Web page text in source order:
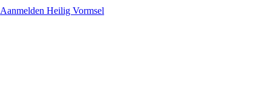
Aanmelden Heilig Vormsel